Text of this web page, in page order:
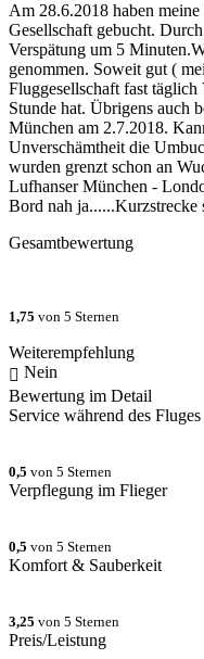
Am 28.6.2018 haben
Gesellschaft gebucht.
Verspätung um 5
genommen. Soweit gut (
Fluggesellschaft fast täglich
Stunde hat. Übrigens auch
München am 2.7.2018.
Unverschämtheit die
wurden grenzt schon an
Lufhanser München -
Bord nah ja......Kurzstrecke
Gesamtbewertung
1,75 von 5 Sternen
Weiterempfehlung
Nein
Bewertung im Detail
Service während des Fluges
0,5 von 5 Sternen
Verpflegung im Flieger
0,5 von 5 Sternen
Komfort & Sauberkeit
3,25 von 5 Sternen
Preis/Leistung